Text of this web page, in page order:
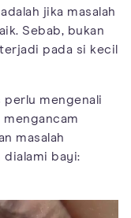
jika masalah
Sebab, bukan
pada si kecil
perlu mengenali
masalah
dialami bayi: